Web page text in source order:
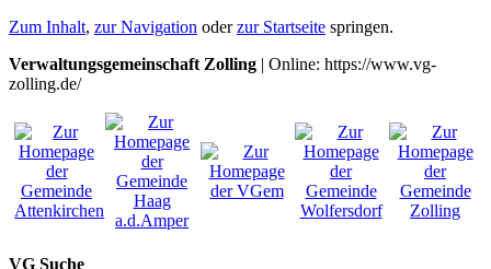
Zum Inhalt, zur Navigation oderzur Startseite springen.
Verwaltungsgemeinschaft Zolling | Online: https://www.vg-
zolling.de/
VG Suche